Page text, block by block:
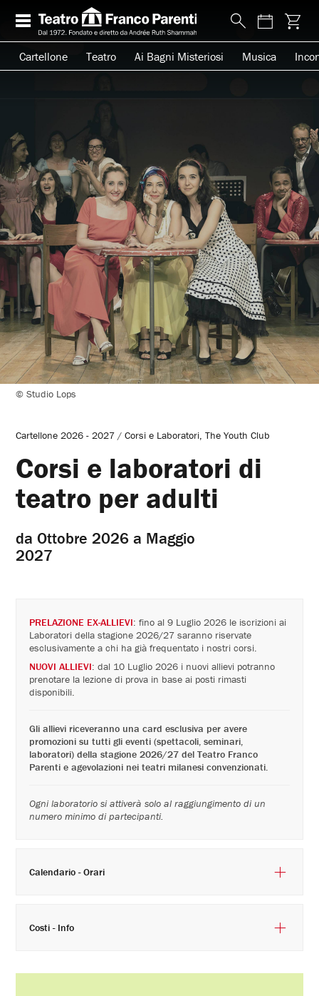
Cartellone Teatro Ai Bagni Misteriosi Musica
© Studio Lops
Cartellone 2026 - 2027 /Corsi e Laboratori The Youth Club
Corsi e laboratori di
teatro per adulti
a
Maggio
2027
da Ottobre 2026 a Maggio
2027
PRELAZIONE EX-ALLIEVI: fino al 9 Luglio 2026 le iscrizioni ai
Laboratori della stagione 2026/27 saranno riservate
esclusivamente a chi ha già frequentato i nostri corsi.
NUOVI ALLIEVI: dal 10 Luglio 2026 i nuovi allievi potranno
prenotare la lezione di prova in base ai posti rimasti
disponibili.
Gli allievi riceveranno una card esclusiva per avere
promozioni su tutti gli eventi (spettacoli, seminari,
laboratori) della stagione 2026/27 del Teatro Franco
Parenti e agevolazioni nei teatri milanesi convenzionati.
Ogni laboratorio si attiverà solo al raggiungimento di un
numero minimo di partecipanti.
Calendario - Orari
Costi - Info